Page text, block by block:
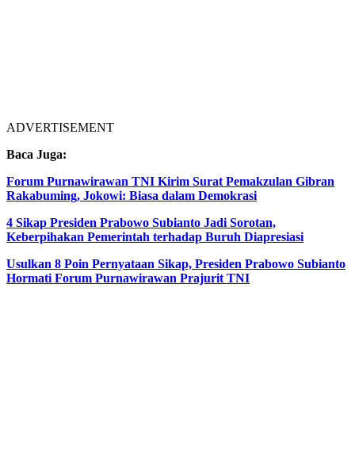
ADVERTISEMENT
Baca Juga:
Forum Purnawirawan TNI Kirim Surat Pemakzulan Gibran
Rakabuming, Jokowi: Biasa dalam Demokrasi
4 Sikap Presiden Prabowo Subianto Jadi Sorotan,
Keberpihakan Pemerintah terhadap Buruh Diapresiasi
Usulkan 8 Poin Pernyataan Sikap, Presiden Prabowo Subianto
Hormati Forum Purnawirawan Prajurit TNI